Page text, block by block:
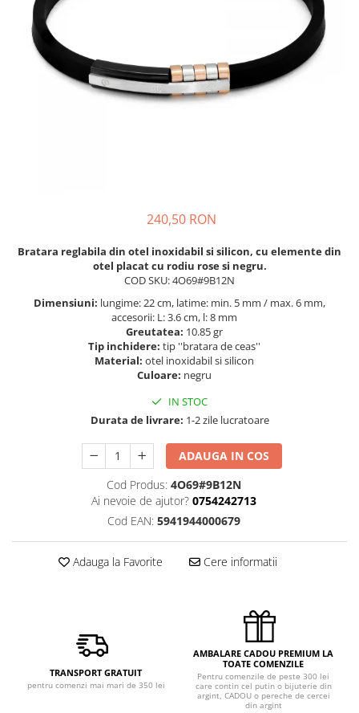
INELE
PIERCING
SETURI BIJUTERII
INELE
BUTONI
BRATARA TIP ROZARIU
LANTURI TIP ROZARIU
240,50 RON
Bratara reglabila din otel inoxidabil si silicon, cu elemente din
otel placat cu rodiu rose si negru.
COD SKU: 4O69#9B12N
Dimensiuni: lungime: 22 cm, latime: min. 5 mm / max. 6 mm,
accesorii: L: 3.6 cm, l: 8 mm
Greutatea: 10.85 gr
Tip inchidere: tip ''bratara de ceas''
Material: otel inoxidabil si silicon
Culoare: negru
IN STOC
Durata de livrare: 1-2 zile lucratoare
ADAUGA IN COS
Cod Produs: 4O69#9B12N
Ai nevoie de ajutor? 0754242713
Cod EAN: 5941944000679
Adauga la Favorite Cere informatii
TRANSPORT GRATUIT
pentru comenzi mai mari de 350 lei
AMBALARE CADOU PREMIUM LA
TOATE COMENZILE
Pentru comenzile de peste 300 lei
care contin cel putin o bijuterie din
argint, CADOU o pereche de cercei
din argint